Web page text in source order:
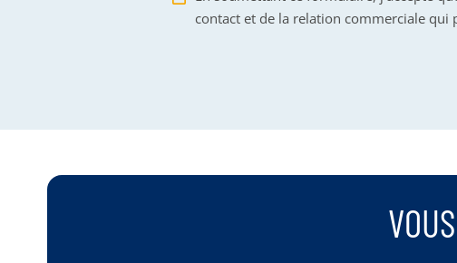
contact et de la relation commerciale qui